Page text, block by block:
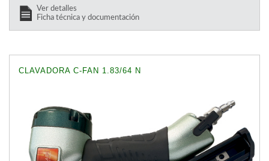
Ver detalles
Ficha técnica y documentación
CLAVADORA C-FAN 1.83/64 N